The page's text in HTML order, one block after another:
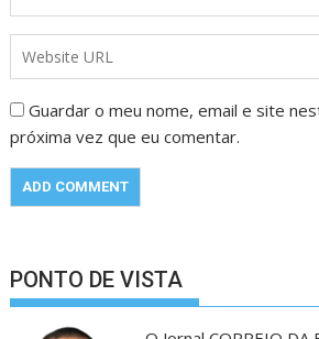
Guardar o meu nome, email e site
próxima vez que eu comentar.
PONTO DE VISTA